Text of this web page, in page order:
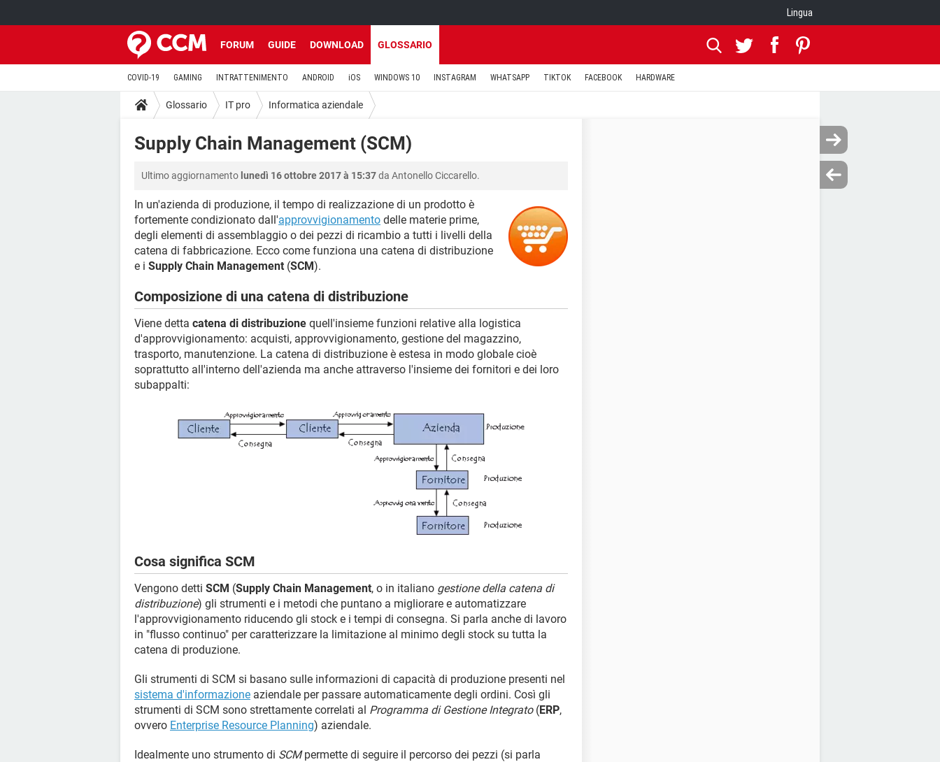
Lingua
FORUM GUIDE DOWNLOAD GLOSSARIO
COVID-19 GAMING INTRATTENIMENTO ANDROID iOS WINDOWS 10 INSTAGRAM WHATSAPP TIKTOK FACEBOOK HARDWARE
Glossario IT pro Informatica aziendale
Supply Chain Management (SCM)
Ultimo aggiornamento lunedì 16 ottobre 2017 à 15:37da Antonello Ciccarello.
In un'azienda di produzione, il tempo di realizzazione di un prodotto è
fortemente condizionato dall'approvvigionamento delle materie prime,
degli elementi di assemblaggio o dei pezzi di ricambio a tutti i livelli della
catena di fabbricazione. Ecco come funziona una catena di distribuzione
e i Supply Chain Management (SCM).
Composizione di una catena di distribuzione
Viene detta catena di distribuzione quell'insieme funzioni relative alla logistica
d'approvvigionamento: acquisti, approvvigionamento, gestione del magazzino,
trasporto, manutenzione. La catena di distribuzione è estesa in modo globale cioè
soprattutto all'interno dell'azienda ma anche attraverso l'insieme dei fornitori e dei loro
subappalti:
Cosa significa SCM
Vengono detti SCM (Supply Chain Management, o in italiano gestione della catena di
distribuzione) gli strumenti e i metodi che puntano a migliorare e automatizzare
l'approvvigionamento riducendo gli stock e i tempi di consegna. Si parla anche di lavoro
in "flusso continuo" per caratterizzare la limitazione al minimo degli stock su tutta la
catena di produzione.
Gli strumenti di SCM si basano sulle informazioni di capacità di produzione presenti nel
sistema d'informazione aziendale per passare automaticamente degli ordini. Così gli
strumenti di SCM sono strettamente correlati al Programma di Gestione Integrato(ERP,
ovvero Enterprise Resource Planning) aziendale.
Idealmente uno strumento di SCMpermette di seguire il percorso dei pezzi (si parla